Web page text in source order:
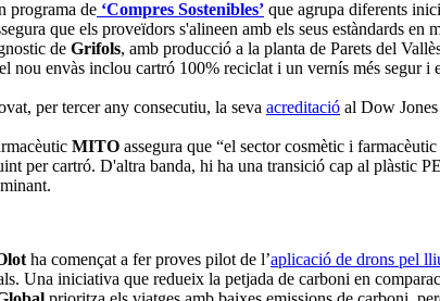
programa de ‘Compres Sostenibles’ que agrupa diferents
que els proveïdors s'alineen amb els seus estàndards en
de Grifols, amb producció a la planta de Parets del
nou envàs inclou cartró 100% reciclat i un vernís més segur
per tercer any consecutiu, la seva acreditació al Dow Jones
MITO assegura que “el sector cosmètic i
per cartró. D'altra banda, hi ha una transició cap al plàstic
ha començat a fer proves pilot de l’aplicació de drons pel
Una iniciativa que redueix la petjada de carboni en